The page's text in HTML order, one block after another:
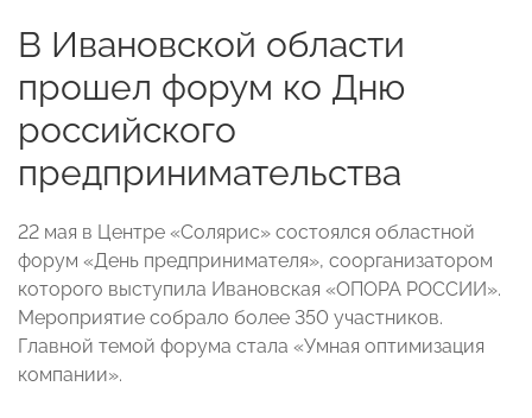
В Ивановской области
прошел форум ко Дню
российского
предпринимательства
22 мая в Центре «Солярис» состоялся областной
форум «День предпринимателя», соорганизатором
которого выступила Ивановская «ОПОРА РОССИИ».
Мероприятие собрало более 350 участников.
Главной темой форума стала «Умная оптимизация
компании».